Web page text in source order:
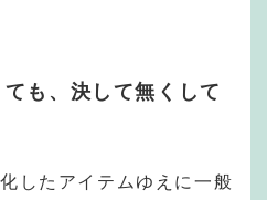
も、決して無くして
したアイテムゆえに一般